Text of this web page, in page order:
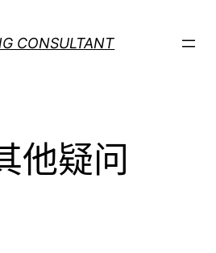
CONSULTANT
他疑问